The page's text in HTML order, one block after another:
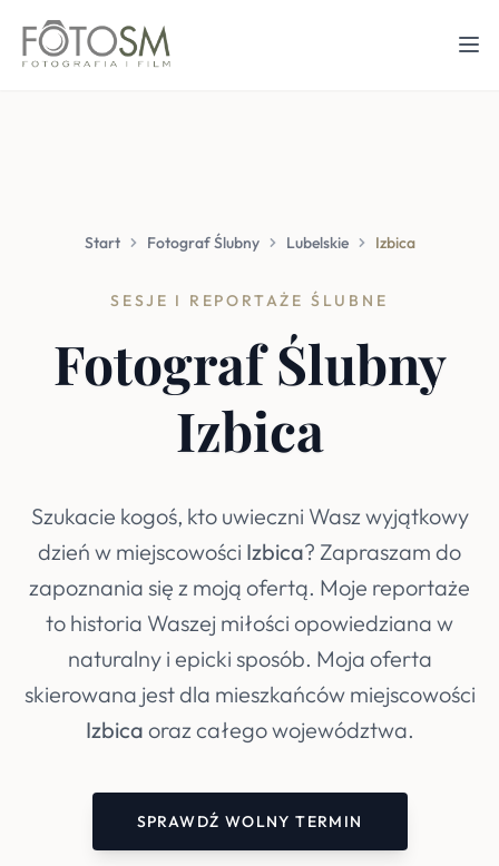
Start Fotograf Ślubny Lubelskie Izbica
SESJE I REPORTAŻE ŚLUBNE
Fotograf Ślubny
Izbica
Szukacie kogoś, kto uwieczni Wasz wyjątkowy
dzień w miejscowości Izbica? Zapraszam do
zapoznania się z moją ofertą. Moje reportaże
to historia Waszej miłości opowiedziana w
naturalny i epicki sposób. Moja oferta
skierowana jest dla mieszkańców miejscowości
Izbica oraz całego województwa.
SPRAWDŹ WOLNY TERMIN